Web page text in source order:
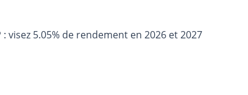
visez 5.05% de rendement en 2026 et 2027